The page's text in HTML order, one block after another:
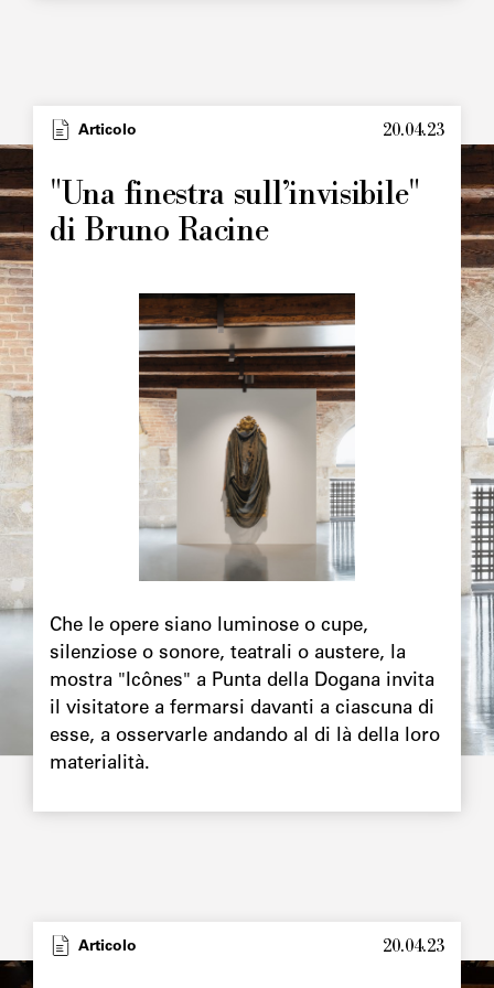
Articolo 20.04.23
"Una finestra sull’invisibile"
di Bruno Racine
Che le opere siano luminose o cupe,
silenziose o sonore, teatrali o austere, la
mostra "Icônes" a Punta della Dogana invita
il visitatore a fermarsi davanti a ciascuna di
esse, a osservarle andando al di là della loro
materialità.
Articolo 20.04.23